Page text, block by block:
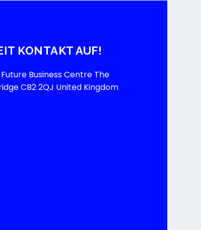
KONTAKT AUF!
Business Centre The
CB2 2QJ United Kingdom